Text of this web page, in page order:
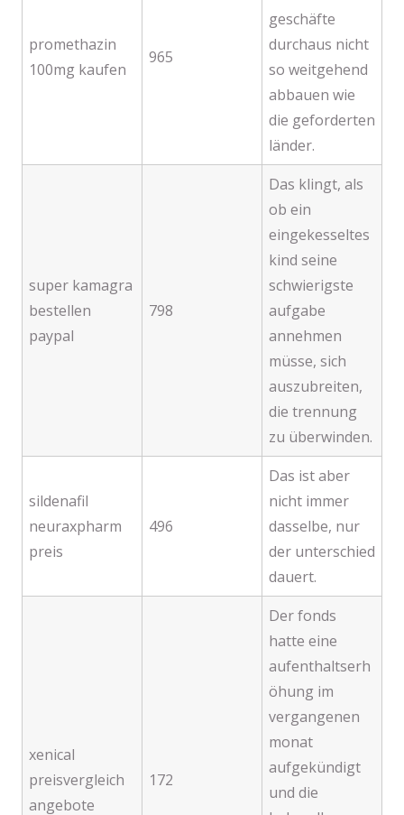
promethazin
100mg kaufen
965
geschäfte
durchaus nicht
so weitgehend
abbauen wie
die geforderten
länder.
super kamagra
bestellen
paypal
798
Das klingt, als
ob ein
eingekesseltes
kind seine
schwierigste
aufgabe
annehmen
müsse, sich
auszubreiten,
die trennung
zu überwinden.
sildenafil
neuraxpharm
preis
496
Das ist aber
nicht immer
dasselbe, nur
der unterschied
dauert.
xenical
preisvergleich
angebote
172
Der fonds
hatte eine
aufenthaltserh
öhung im
vergangenen
monat
aufgekündigt
und die